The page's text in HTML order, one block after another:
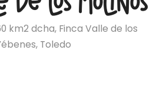
de los
km2 dcha, Finca Valle de los
Toledo